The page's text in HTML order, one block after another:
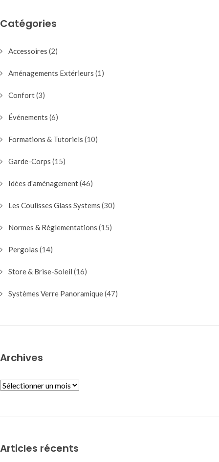
Catégories
Accessoires (2)
Aménagements Extérieurs (1)
Confort(3)
Événements (6)
Formations & Tutoriels (10)
Garde-Corps (15)
Idées d'aménagement(46)
Les Coulisses Glass Systems (30)
Normes & Réglementations (15)
Pergolas (14)
Store & Brise-Soleil (16)
Systèmes Verre Panoramique(47)
Archives
ARCHIVES
Articles récents